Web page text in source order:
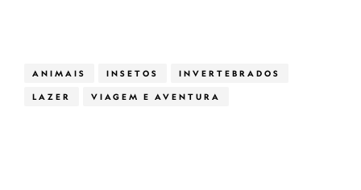
ANIMAIS INSETOS INVERTEBRADOS
LAZER VIAGEM E AVENTURA